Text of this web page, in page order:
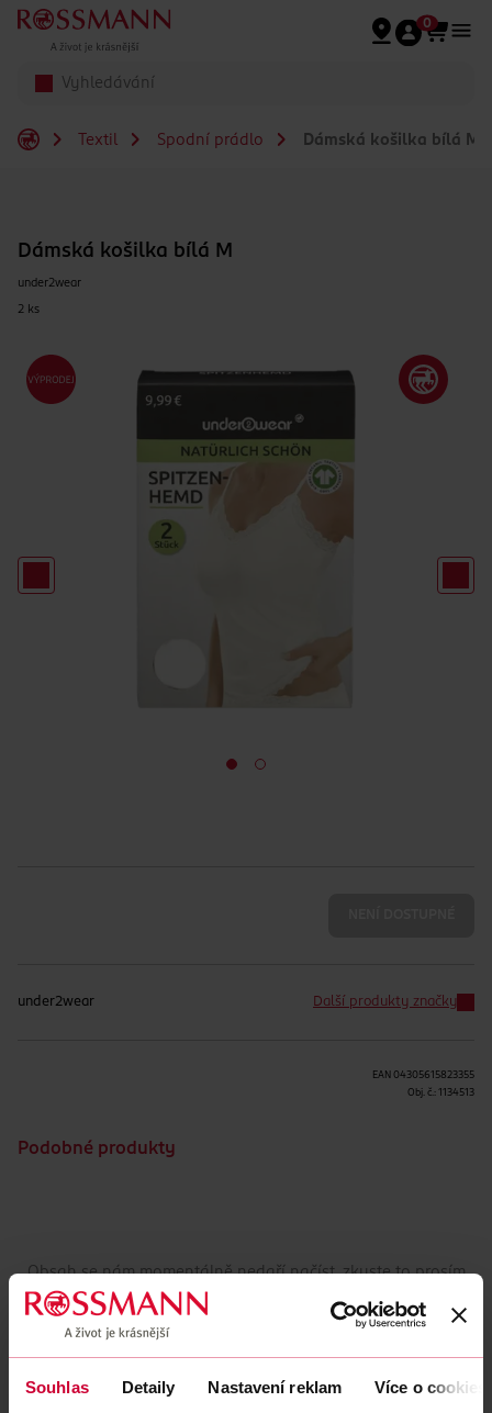
Souhlas Detaily Nastavení reklam Více o cookies
Přeskočit na hlavmní obsah
0
Textil Spodní prádlo Dámská košilka bílá M
Dámská košilka bílá M
under2wear
2 ks
under2wear Další produkty značky
EAN 04305615823355
Obj. č.: 1134513
Podobné produkty
Obsah se nám momentálně nedaří načíst, zkuste to prosím